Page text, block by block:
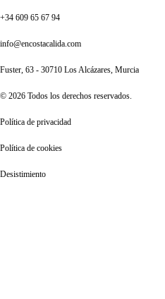
+34 609 65 67 94
info@encostacalida.com
Fuster, 63 - 30710 Los Alcázares, Murcia
© 2026 Todos los derechos reservados.
Política de privacidad
Política de cookies
Desistimiento